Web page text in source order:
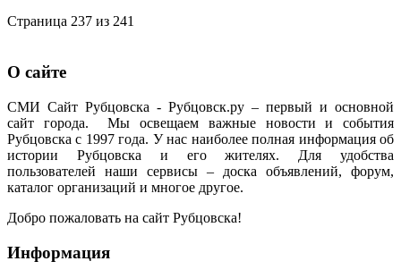
Страница 237 из 241
О сайте
СМИ Сайт Рубцовска - Рубцовск.ру – первый и основной
сайт города. Мы освещаем важные новости и события
Рубцовска с 1997 года. У нас наиболее полная информация об
истории Рубцовска и его жителях. Для удобства
пользователей наши сервисы – доска объявлений, форум,
каталог организаций и многое другое.
Добро пожаловать на сайт Рубцовска!
Информация